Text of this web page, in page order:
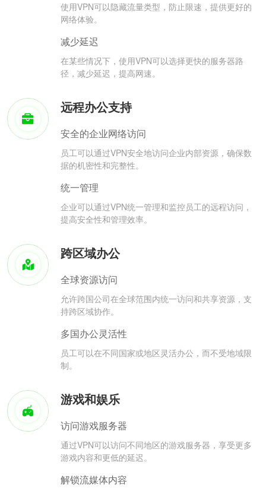
使用VPN可以隐藏流量类型，防止限速，提供更好的
网络体验。
减少延迟
在某些情况下，使用VPN可以选择更快的服务器路
径，减少延迟，提高网速。
远程办公支持
安全的企业网络访问
员工可以通过VPN安全地访问企业内部资源，确保数
据的机密性和完整性。
统一管理
企业可以通过VPN统一管理和监控员工的远程访问，
提高安全性和管理效率。
跨区域办公
全球资源访问
允许跨国公司在全球范围内统一访问和共享资源，支
持跨区域协作。
多国办公灵活性
员工可以在不同国家或地区灵活办公，而不受地域限
制。
游戏和娱乐
访问游戏服务器
通过VPN可以访问不同地区的游戏服务器，享受更多
游戏内容和更低的延迟。
解锁流媒体内容